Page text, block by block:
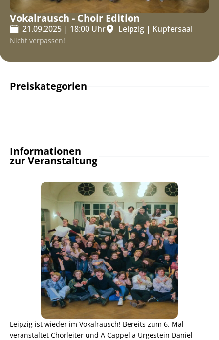
Vokalrausch - Choir Edition
21.09.2025 | 18:00 Uhr Leipzig | Kupfersaal
Nicht verpassen!
Preiskategorien
Informationen
zur Veranstaltung
Leipzig ist wieder im Vokalrausch! Bereits zum 6. Mal
veranstaltet Chorleiter und A Cappella Urgestein Daniel